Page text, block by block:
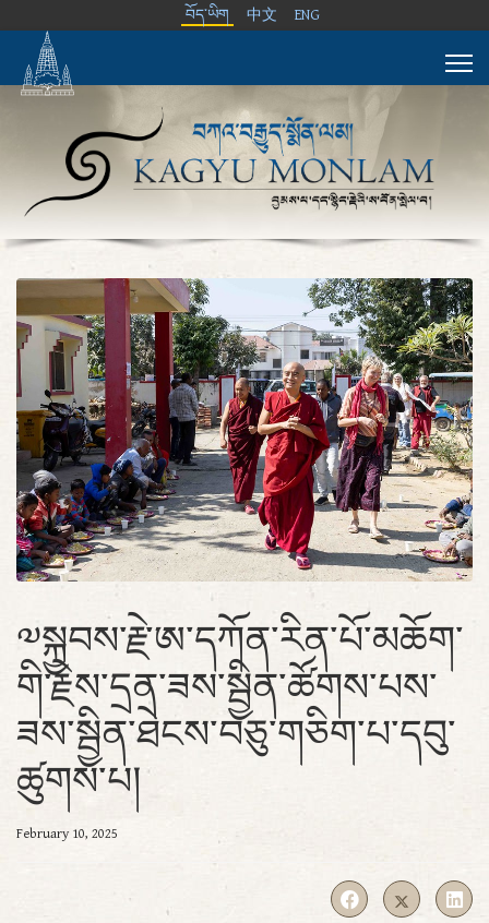
བོད་ཡིག 中文 ENG
༧སྐྱབས་རྗེ་ཨ་དཀོན་རིན་པོ་མཆོག་
གི་རྗེས་དྲན་ཟས་སྦྱིན་ཚོགས་པས་
ཟས་སྦྱིན་ཐེངས་བཅུ་གཅིག་པ་དབུ་
ཚུགས་པ།
February 10, 2025